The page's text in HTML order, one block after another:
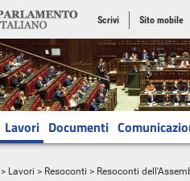
Scrivi Sito mobile
Lavori Documenti
> Lavori > Resoconti > Resoconti